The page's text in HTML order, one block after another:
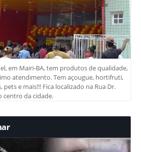
em Mairi-BA, tem produtos de qualidade,
atendimento. Tem açougue, hortifruti,
e mais!!! Fica localizado na Rua Dr.
centro da cidade.